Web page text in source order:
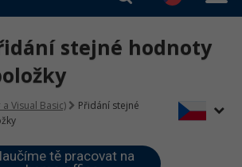
a kurzy
práce
zdarma
inteligence v praxi
profesí
stejné hodnoty
a Visual Basic)
Přidání stejné
tě pracovat na